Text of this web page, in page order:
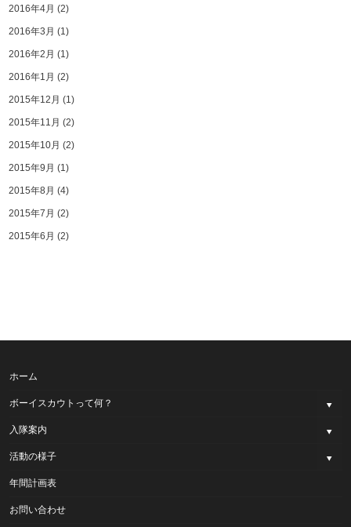
2016年4月 (2)
2016年3月 (1)
2016年2月 (1)
2016年1月 (2)
2015年12月 (1)
2015年11月 (2)
2015年10月 (2)
2015年9月 (1)
2015年8月 (4)
2015年7月 (2)
2015年6月 (2)
ホーム
ボーイスカウトって何？
入隊案内
活動の様子
年間計画表
お問い合わせ